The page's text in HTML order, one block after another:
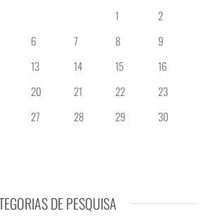
1
2
6 7 8
9
13 14 15
16
20 21 22
23
27 28 29
30
DE PESQUISA